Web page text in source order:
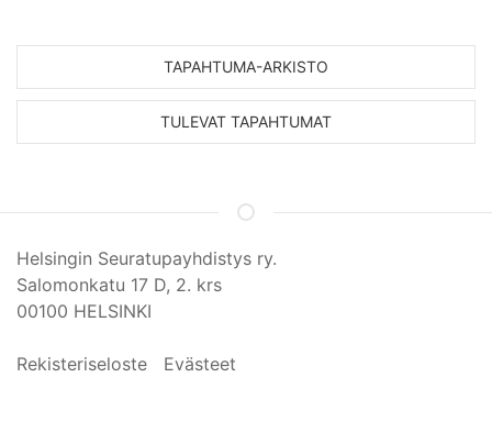
TAPAHTUMA-ARKISTO
TULEVAT TAPAHTUMAT
Helsingin Seuratupayhdistys ry.
Salomonkatu 17 D, 2. krs
00100 HELSINKI
Rekisteriseloste Evästeet